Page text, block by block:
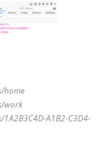
home
work
A1B2-C3D4-